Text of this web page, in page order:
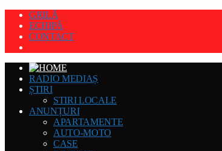
GRILĂ
ECHIPĂ
CONTACT
RADIO MEDIAȘ
ȘTIRI
STIRI LOCALE
ANUNȚURI
APARTAMENTE
AUTO-MOTO
CASE